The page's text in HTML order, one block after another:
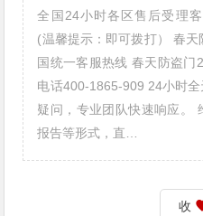
全国24小时各区售后受理
(温馨提示：即可拨打） 春
国统一客服热线 春天防盗门
电话400-1865-909 24小时
疑问，专业团队快速响应。
报告等形式，直…
收